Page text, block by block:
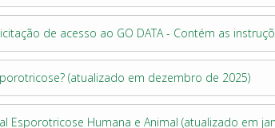
de acesso ao GO DATA - Contém as
(atualizado em dezembro de 2025)
Esporotricose Humana e Animal (atualizado em